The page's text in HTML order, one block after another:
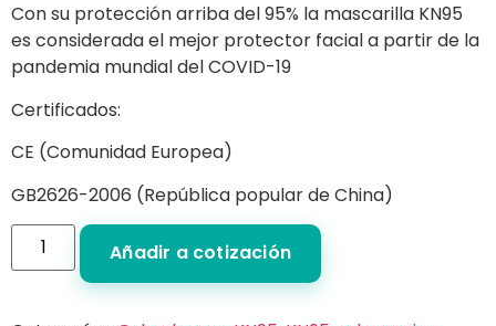
Con su protección arriba del 95% la mascarilla KN95
es considerada el mejor protector facial a partir de la
pandemia mundial del COVID-19
Certificados:
CE (Comunidad Europea)
GB2626-2006 (República popular de China)
Añadir a cotización